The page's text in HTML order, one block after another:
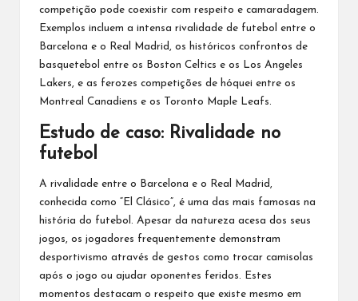
competição pode coexistir com respeito e camaradagem.
Exemplos incluem a intensa rivalidade de futebol entre o
Barcelona e o Real Madrid, os históricos confrontos de
basquetebol entre os Boston Celtics e os Los Angeles
Lakers, e as ferozes competições de hóquei entre os
Montreal Canadiens e os Toronto Maple Leafs.
Estudo de caso: Rivalidade no
futebol
A rivalidade entre o Barcelona e o Real Madrid,
conhecida como “El Clásico”, é uma das mais famosas na
história do futebol. Apesar da natureza acesa dos seus
jogos, os jogadores frequentemente demonstram
desportivismo através de gestos como trocar camisolas
após o jogo ou ajudar oponentes feridos. Estes
momentos destacam o respeito que existe mesmo em